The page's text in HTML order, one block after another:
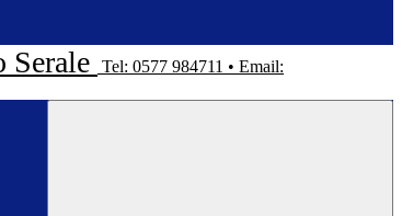
Serale
Tel: 0577 984711 • Email: